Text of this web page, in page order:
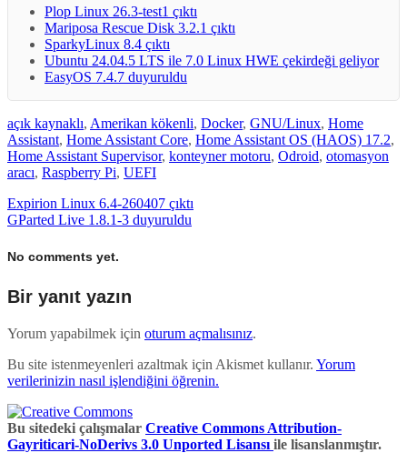
Plop Linux 26.3-test1 çıktı
Mariposa Rescue Disk 3.2.1 çıktı
SparkyLinux 8.4 çıktı
Ubuntu 24.04.5 LTS ile 7.0 Linux HWE çekirdeği geliyor
EasyOS 7.4.7 duyuruldu
açık kaynaklı, Amerikan kökenli, Docker, GNU/Linux, Home
Assistant, Home Assistant Core, Home Assistant OS (HAOS) 17.2,
Home Assistant Supervisor, konteyner motoru, Odroid, otomasyon
aracı, Raspberry Pi, UEFI
Expirion Linux 6.4-260407 çıktı
GParted Live 1.8.1-3 duyuruldu
No comments yet.
Bir yanıt yazın
Yorum yapabilmek için oturum açmalısınız.
Bu site istenmeyenleri azaltmak için Akismet kullanır. Yorum
verilerinizin nasıl işlendiğini öğrenin.
Bu sitedeki çalışmalar Creative Commons Attribution-
Gayriticari-NoDerivs 3.0 Unported Lisansı ile lisanslanmıştır.